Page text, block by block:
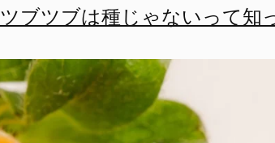
ブツブは種じゃないって知